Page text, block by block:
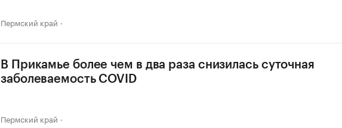
Пермский край
В Прикамье более чем в два раза снизилась суточная
заболеваемость COVID
Пермский край